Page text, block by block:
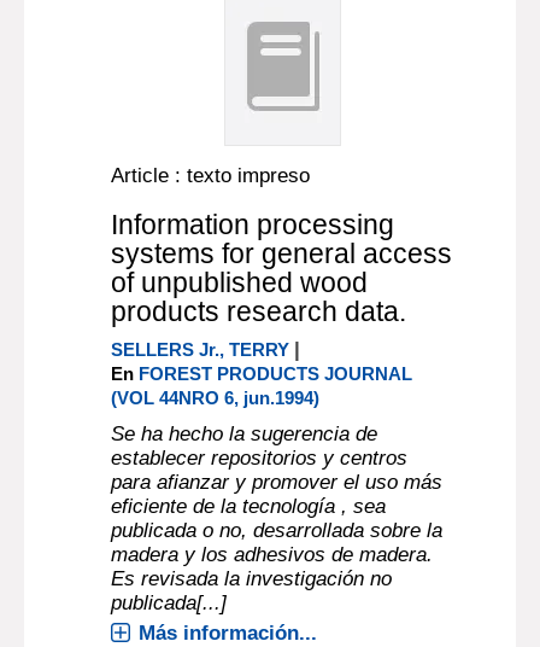
Article : texto impreso
Information processing
systems for general access
of unpublished wood
products research data.
SELLERS Jr., TERRY |
En FOREST PRODUCTS JOURNAL
(VOL 44NRO 6, jun.1994)
Se ha hecho la sugerencia de
establecer repositorios y centros
para afianzar y promover el uso más
eficiente de la tecnología , sea
publicada o no, desarrollada sobre la
madera y los adhesivos de madera.
Es revisada la investigación no
publicada[...]
Más información...